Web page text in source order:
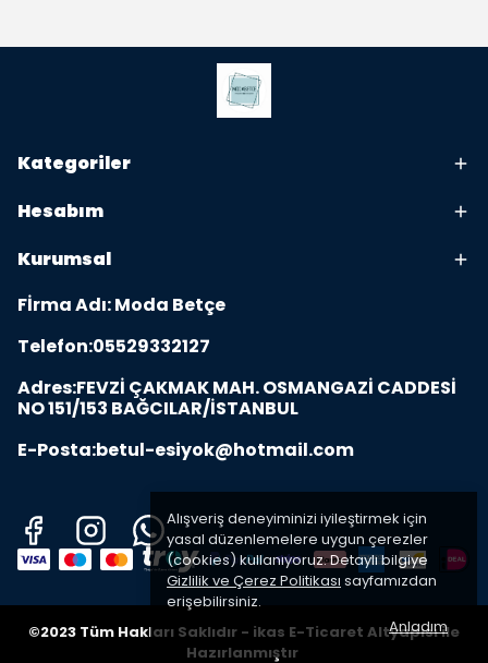
Alışveriş deneyiminizi iyileştirmek için
yasal düzenlemelere uygun çerezler
(cookies) kullanıyoruz. Detaylı bilgiye
Gizlilik ve Çerez Politikası sayfamızdan
erişebilirsiniz.
Anladım
Kategoriler
Hesabım
Kurumsal
Fİrma Adı: Moda Betçe
Telefon:05529332127
Adres:FEVZİ ÇAKMAK MAH. OSMANGAZİ CADDESİ
NO 151/153 BAĞCILAR/İSTANBUL
E-Posta:betul-esiyok@hotmail.com
©2023 Tüm Hakları Saklıdır - ikas E-Ticaret Altyapısı ile
Hazırlanmıştır